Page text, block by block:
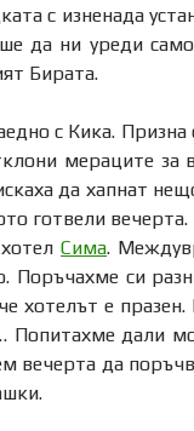
с изненада
да ни уреди
Бирата.
с Кика.
мераците за
да хапнат
готвели
Сима.
Поръчахме си
хотелът е
дали
да